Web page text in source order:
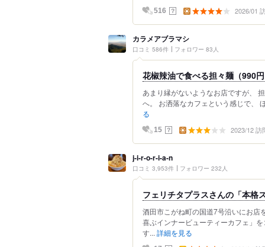
516 ？ 2026/01
カラメアブラマシ
口コミ 586件 フォロワー 83人
花椒辣油で食べる担々麺（990円
あまり縁がないようなお店ですが、
へ。 お洒落なカフェという感じで、
る
15 ？ 2023/12 訪
j-i-r-o-r-i-a-n
口コミ 3,953件 フォロワー 232人
フェリチタプラスさんの「本格
酒田市こがね町の国道7号沿いにお店
喜ぶインナービューティーカフェ」
す... 詳細を見る